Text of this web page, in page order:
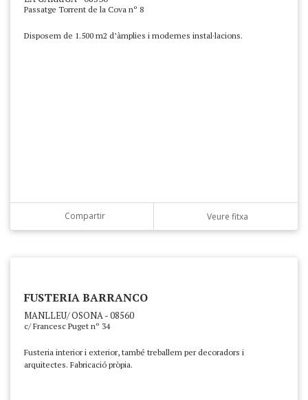
Passatge Torrent de la Cova nº 8
Disposem de 1.500 m2 d’àmplies i modernes instal·lacions.
Compartir Veure fitxa
FUSTERIA BARRANCO
MANLLEU/ OSONA - 08560
c/ Francesc Puget nº 34
Fusteria interior i exterior, també treballem per decoradors i
arquitectes. Fabricació pròpia.